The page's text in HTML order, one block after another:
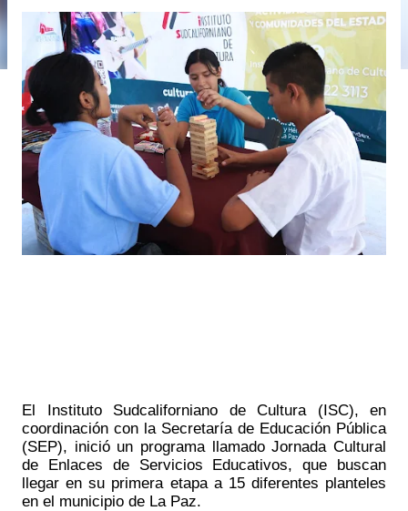
El Instituto Sudcaliforniano de Cultura (ISC), en
coordinación con la Secretaría de Educación Pública
(SEP), inició un programa llamado Jornada Cultural
de Enlaces de Servicios Educativos, que buscan
llegar en su primera etapa a 15 diferentes planteles
en el municipio de La Paz.